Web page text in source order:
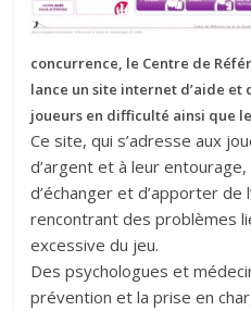
concurrence, le Centre de
lance un site internet d’aide et
joueurs en difficulté ainsi que
Ce site, qui s’adresse aux
d’argent et à leur
d’échanger et d’apporter de
rencontrant des problèmes
excessive du jeu.
Des psychologues et
prévention et la prise en